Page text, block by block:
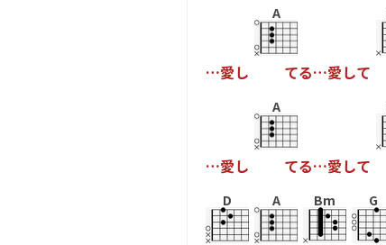
…愛し
A
てる…愛して
…愛し
A
てる…愛して
D A Bm G